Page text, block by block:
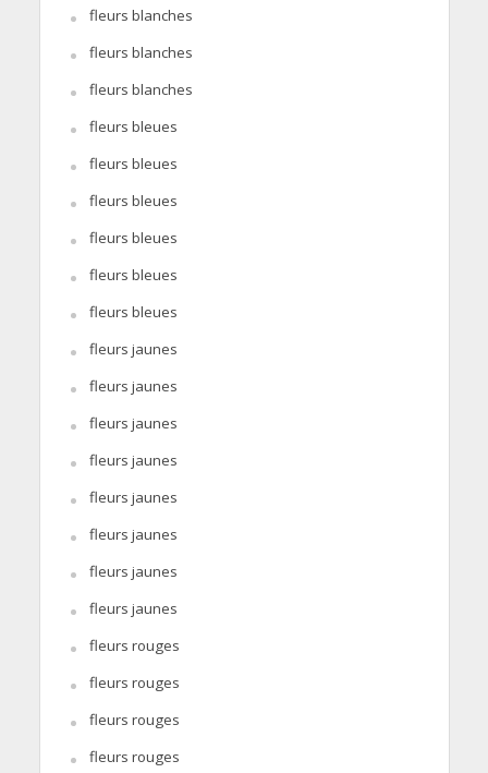
fleurs blanches
fleurs blanches
fleurs blanches
fleurs bleues
fleurs bleues
fleurs bleues
fleurs bleues
fleurs bleues
fleurs bleues
fleurs jaunes
fleurs jaunes
fleurs jaunes
fleurs jaunes
fleurs jaunes
fleurs jaunes
fleurs jaunes
fleurs jaunes
fleurs rouges
fleurs rouges
fleurs rouges
fleurs rouges